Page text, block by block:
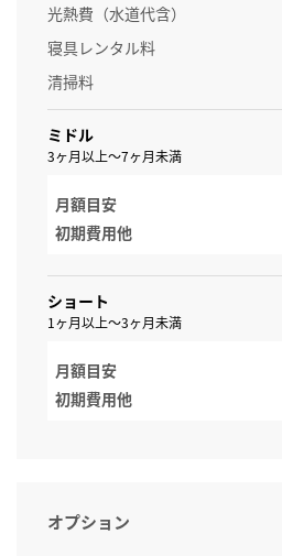
光熱費（水道代含）
寝具レンタル料
清掃料
ミドル
3ヶ月以上～7ヶ月未満
月額目安
初期費用他
ショート
1ヶ月以上～3ヶ月未満
月額目安
初期費用他
オプション